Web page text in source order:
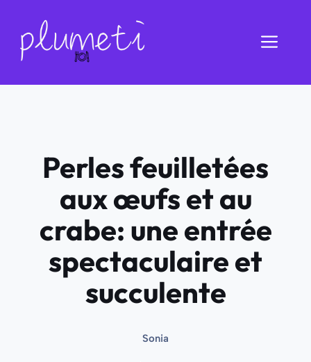
contenu
Perles feuilletées
aux œufs et au
crabe: une entrée
spectaculaire et
succulente
Sonia